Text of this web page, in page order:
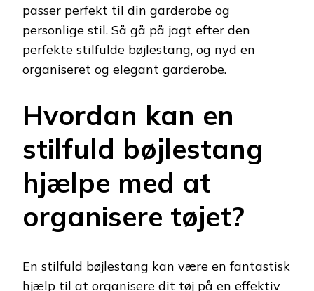
passer perfekt til din garderobe og
personlige stil. Så gå på jagt efter den
perfekte stilfulde bøjlestang, og nyd en
organiseret og elegant garderobe.
Hvordan kan en
stilfuld bøjlestang
hjælpe med at
organisere tøjet?
En stilfuld bøjlestang kan være en fantastisk
hjælp til at organisere dit tøj på en effektiv